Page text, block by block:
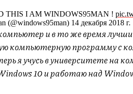
THIS I AM WINDOWS95MAN !
(@windows95man) 14 декабря 2018 г.
и в то же время
компьютерную программу с
я учусь в университете на
10 и работаю над